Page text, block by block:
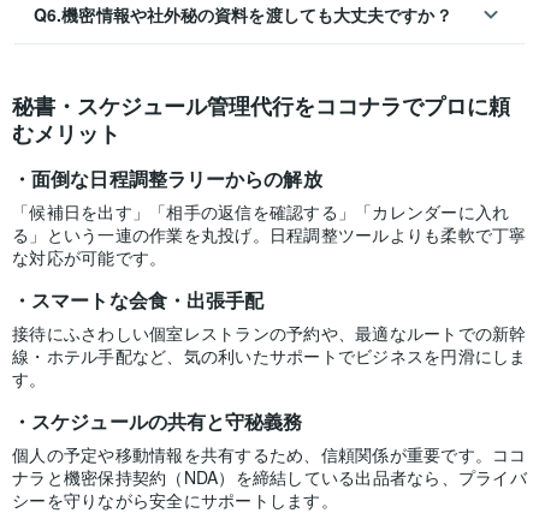
Q6.機密情報や社外秘の資料を渡しても大丈夫ですか？
秘書・スケジュール管理代行をココナラでプロに頼
むメリット
面倒な日程調整ラリーからの解放
「候補日を出す」「相手の返信を確認する」「カレンダーに入れ
る」という一連の作業を丸投げ。日程調整ツールよりも柔軟で丁寧
な対応が可能です。
スマートな会食・出張手配
接待にふさわしい個室レストランの予約や、最適なルートでの新幹
線・ホテル手配など、気の利いたサポートでビジネスを円滑にしま
す。
スケジュールの共有と守秘義務
個人の予定や移動情報を共有するため、信頼関係が重要です。ココ
ナラと機密保持契約（NDA）を締結している出品者なら、プライバ
シーを守りながら安全にサポートします。